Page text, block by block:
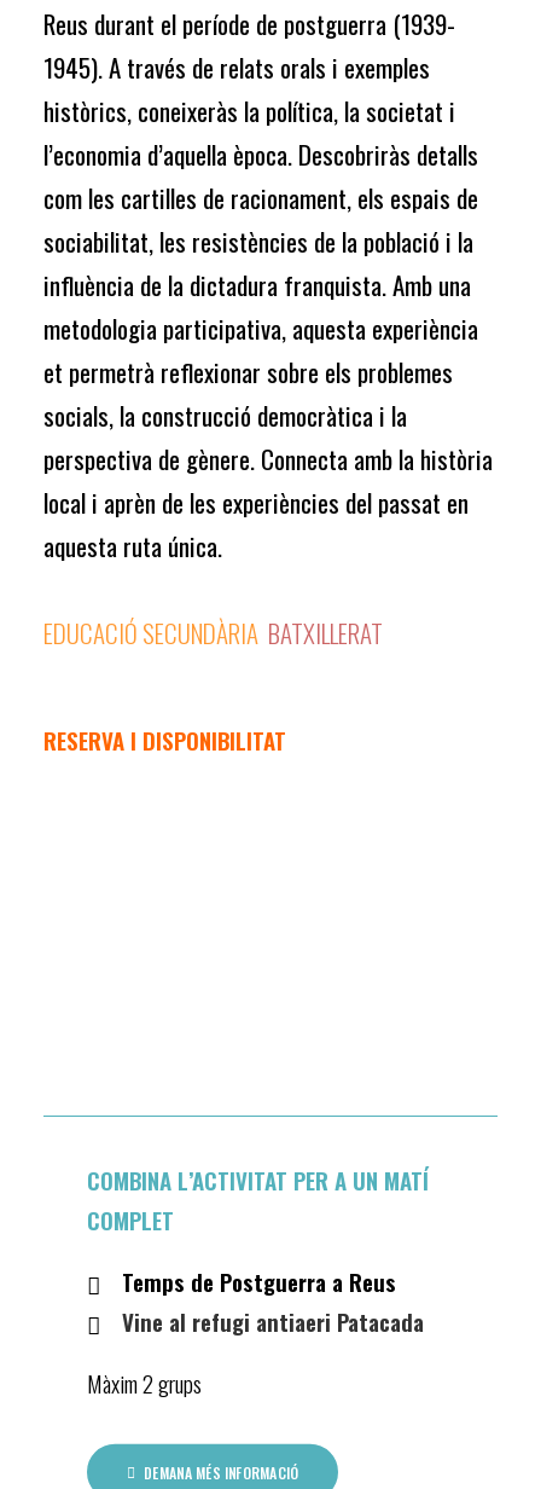
Reus durant el període de postguerra (1939-
1945). A través de relats orals i exemples
històrics, coneixeràs la política, la societat i
l’economia d’aquella època. Descobriràs detalls
com les cartilles de racionament, els espais de
sociabilitat, les resistències de la població i la
influència de la dictadura franquista. Amb una
metodologia participativa, aquesta experiència
et permetrà reflexionar sobre els problemes
socials, la construcció democràtica i la
perspectiva de gènere. Connecta amb la història
local i aprèn de les experiències del passat en
aquesta ruta única.
EDUCACIÓ SECUNDÀRIA BATXILLERAT
RESERVA I DISPONIBILITAT
COMBINA L’ACTIVITAT PER A UN MATÍ
COMPLET
Temps de Postguerra a Reus
Vine al refugi antiaeri Patacada
Màxim 2 grups
DEMANA MÉS INFORMACIÓ